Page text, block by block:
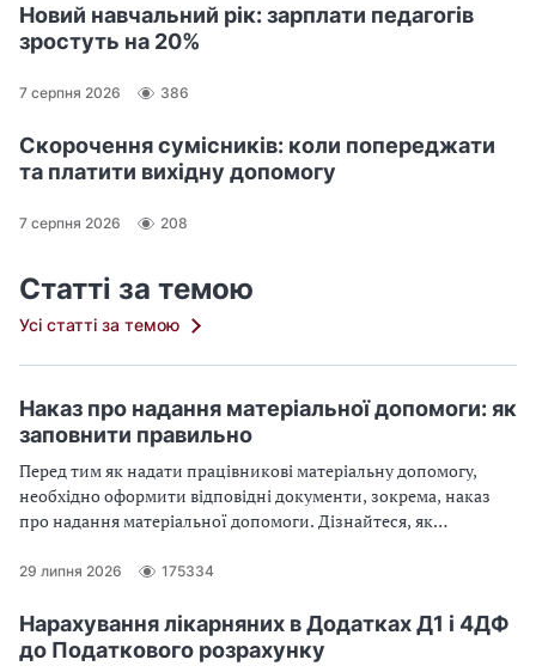
Новий навчальний рік: зарплати педагогів
зростуть на 20%
7 серпня 2026 386
Скорочення сумісників: коли попереджати
та платити вихідну допомогу
7 серпня 2026 208
Статті за темою
Усі статті за темою
Наказ про надання матеріальної допомоги: як
заповнити правильно
Перед тим як надати працівникові матеріальну допомогу,
необхідно оформити відповідні документи, зокрема, наказ
про надання матеріальної допомоги. Дізнайтеся, як
допомоги: на оздоровлення, у зв’язку з сімейними
поховання
29 липня 2026 175334
Нарахування лікарняних в Додатках Д1 і 4ДФ
до Податкового розрахунку